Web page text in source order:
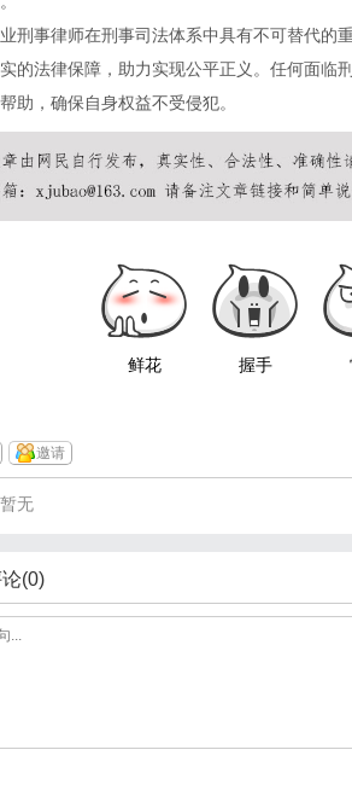
刑事律师在刑事司法体系中具有不可替代的
的法律保障，助力实现公平正义。任何面
助，确保自身权益不受侵犯。
鲜花 握手
邀请
无
(0)